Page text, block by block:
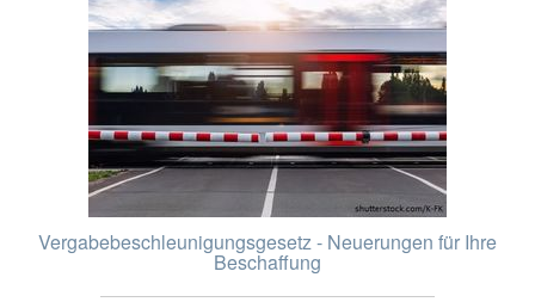
Vergabebeschleunigungsgesetz - Neuerungen für Ihre
Beschaffung